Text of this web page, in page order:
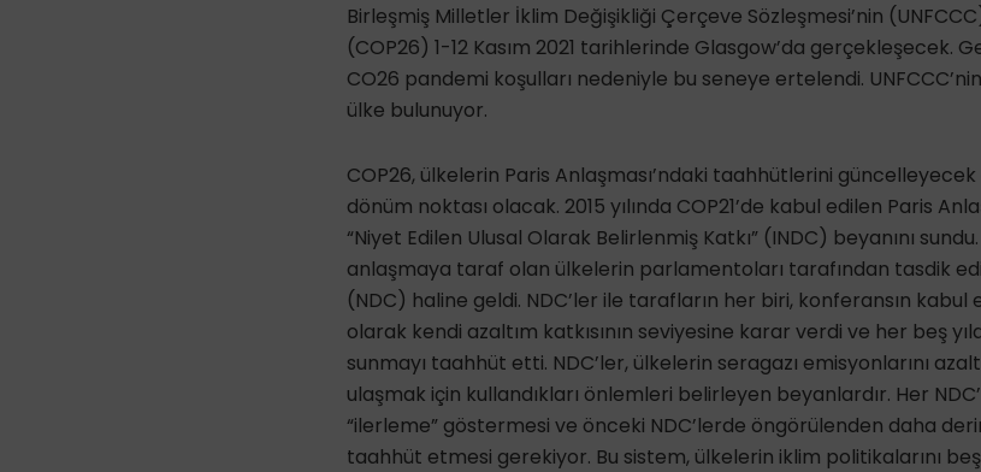
Birleşmiş Milletler İklim Değişikliği Çerçeve Sözleşmesi’nin
(COP26) 1-12 Kasım 2021 tarihlerinde Glasgow’da gerçekleşecek.
CO26 pandemi koşulları nedeniyle bu seneye ertelendi.
ülke bulunuyor.
COP26, ülkelerin Paris Anlaşması’ndaki taahhütlerini
dönüm noktası olacak. 2015 yılında COP21’de kabul edilen Paris
“Niyet Edilen Ulusal Olarak Belirlenmiş Katkı” (INDC) beyanını
anlaşmaya taraf olan ülkelerin parlamentoları tarafından tasdik
(NDC) haline geldi. NDC’ler ile tarafların her biri, konferansın
olarak kendi azaltım katkısının seviyesine karar verdi ve her beş
sunmayı taahhüt etti. NDC’ler, ülkelerin seragazı emisyonlarını
ulaşmak için kullandıkları önlemleri belirleyen beyanlardır. Her
“ilerleme” göstermesi ve önceki NDC’lerde öngörülenden daha
taahhüt etmesi gerekiyor. Bu sistem, ülkelerin iklim politikalarını